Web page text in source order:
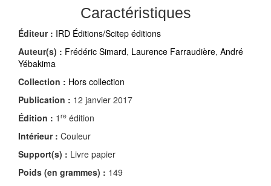
Caractéristiques
Éditeur : IRD Éditions/Scitep éditions
Auteur(s) : Frédéric Simard, Laurence Farraudière, André
Yébakima
Collection : Hors collection
Publication : 12 janvier 2017
Édition : 1 re édition
Intérieur : Couleur
Support(s) : Livre papier
Poids (en grammes) : 149